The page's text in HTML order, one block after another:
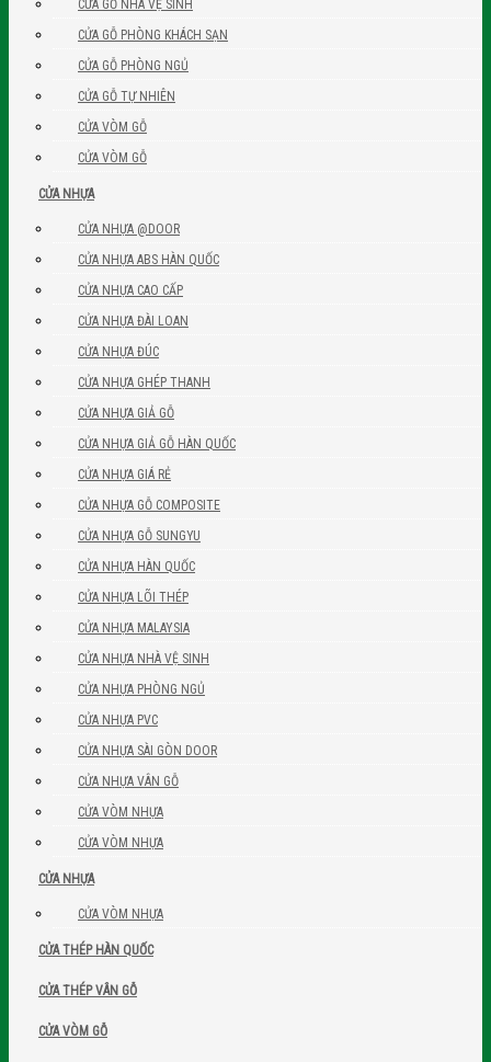
CỬA GỖ NHÀ VỆ SINH
CỬA GỖ PHÒNG KHÁCH SẠN
CỬA GỖ PHÒNG NGỦ
CỬA GỖ TỰ NHIÊN
CỬA VÒM GỖ
CỬA VÒM GỖ
CỬA NHỰA
CỬA NHỰA @DOOR
CỬA NHỰA ABS HÀN QUỐC
CỬA NHỰA CAO CẤP
CỬA NHỰA ĐÀI LOAN
CỬA NHỰA ĐÚC
CỬA NHỰA GHÉP THANH
CỬA NHỰA GIẢ GỖ
CỬA NHỰA GIẢ GỖ HÀN QUỐC
CỬA NHỰA GIÁ RẺ
CỬA NHỰA GỖ COMPOSITE
CỬA NHỰA GỖ SUNGYU
CỬA NHỰA HÀN QUỐC
CỬA NHỰA LÕI THÉP
CỬA NHỰA MALAYSIA
CỬA NHỰA NHÀ VỆ SINH
CỬA NHỰA PHÒNG NGỦ
CỬA NHỰA PVC
CỬA NHỰA SÀI GÒN DOOR
CỬA NHỰA VÂN GỖ
CỬA VÒM NHỰA
CỬA VÒM NHỰA
CỬA NHỰA
CỬA VÒM NHỰA
CỬA THÉP HÀN QUỐC
CỬA THÉP VÂN GỖ
CỬA VÒM GỖ